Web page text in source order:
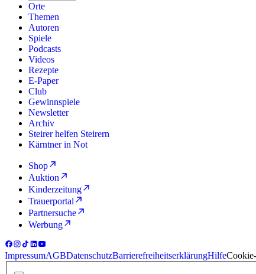
Orte
Themen
Autoren
Spiele
Podcasts
Videos
Rezepte
E-Paper
Club
Gewinnspiele
Newsletter
Archiv
Steirer helfen Steirern
Kärntner in Not
Shop
Auktion
Kinderzeitung
Trauerportal
Partnersuche
Werbung
ImpressumAGBDatenschutzBarrierefreiheitserklärungHilfe